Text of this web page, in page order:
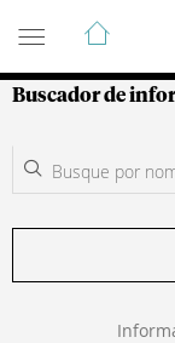
Guía de
Buscador de